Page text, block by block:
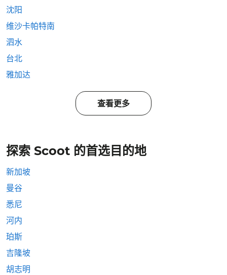
沈阳
维沙卡帕特南
泗水
台北
雅加达
查看更多
探索 Scoot 的首选目的地
新加坡
曼谷
悉尼
河内
珀斯
吉隆坡
胡志明